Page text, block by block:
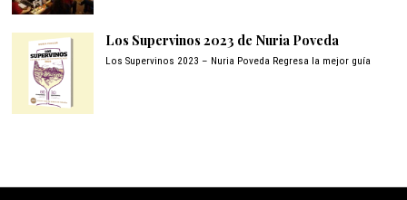
Los Supervinos 2023 de Nuria Poveda
Los Supervinos 2023 – Nuria Poveda Regresa la mejor guía